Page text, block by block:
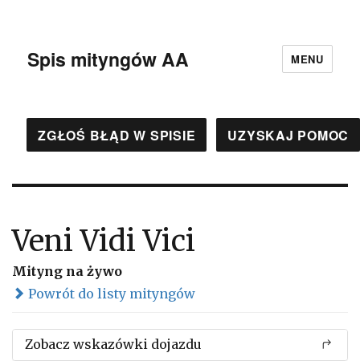
Spis mityngów AA MENU
ZGŁOŚ BŁĄD W SPISIE UZYSKAJ POMOC
Veni Vidi Vici
Mityng na żywo
Powrót do listy mityngów
Zobacz wskazówki dojazdu